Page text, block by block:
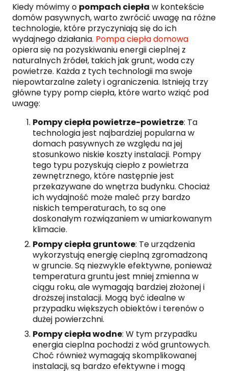
Kiedy mówimy o pompach ciepła w kontekście
domów pasywnych, warto zwrócić uwagę na różne
technologie, które przyczyniają się do ich
wydajnego działania. Pompa ciepła domowa
opiera się na pozyskiwaniu energii cieplnej z
naturalnych źródeł, takich jak grunt, woda czy
powietrze. Każda z tych technologii ma swoje
niepowtarzalne zalety i ograniczenia. Istnieją trzy
główne typy pomp ciepła, które warto wziąć pod
uwagę:
Pompy ciepła powietrze-powietrze: Ta
technologia jest najbardziej popularna w
domach pasywnych ze względu na jej
stosunkowo niskie koszty instalacji. Pompy
tego typu pozyskują ciepło z powietrza
zewnętrznego, które następnie jest
przekazywane do wnętrza budynku. Chociaż
ich wydajność może maleć przy bardzo
niskich temperaturach, to są one
doskonałym rozwiązaniem w umiarkowanym
klimacie.
Pompy ciepła gruntowe: Te urządzenia
wykorzystują energię cieplną zgromadzoną
w gruncie. Są niezwykle efektywne, ponieważ
temperatura gruntu jest mniej zmienna w
ciągu roku, ale wymagają bardziej złożonej i
droższej instalacji. Mogą być idealne w
przypadku większych obiektów i terenów o
dużej powierzchni.
Pompy ciepła wodne: W tym przypadku
energia cieplna pochodzi z wód gruntowych.
Choć również wymagają skomplikowanej
instalacji, są bardzo efektywne i mogą